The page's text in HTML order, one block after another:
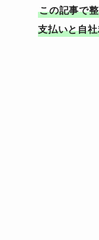
この記事で
支払いと自